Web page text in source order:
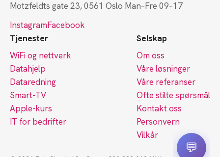
Motzfeldts gate 23, 0561 Oslo Man–Fre 09–17
InstagramFacebook
Tjenester
WiFi og nettverk
Datahjelp
Dataredning
Smart-TV
Apple-kurs
IT for bedrifter
Selskap
Om oss
Våre løsninger
Våre referanser
Ofte stilte spørsmål
Kontakt oss
Personvern
Vilkår